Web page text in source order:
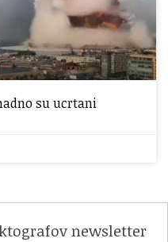
su ucrtani
newsletter